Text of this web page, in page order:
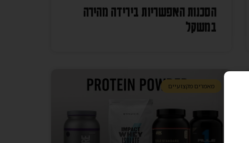
הסכנות האפשריות בירידה מהירה
במשקל
מאמרים מקצועיים